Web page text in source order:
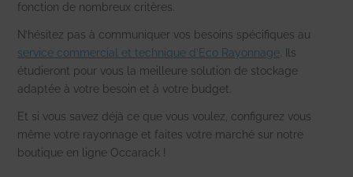
fonction de nombreux critères.
N’hésitez pas à communiquer vos besoins spécifiques au
service commercial et technique d’Eco Rayonnage. Ils
étudieront pour vous la meilleure solution de stockage
adaptée à votre besoin et à votre budget.
Et si vous savez déjà ce que vous voulez, configurez vous
même votre rayonnage et faites votre marché sur notre
boutique en ligne Occarack !